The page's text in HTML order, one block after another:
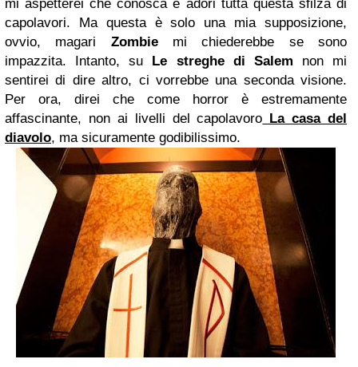
mi aspetterei che conosca e adori tutta questa sfilza di
capolavori. Ma questa è solo una mia supposizione,
ovvio, magari Zombie mi chiederebbe se sono
impazzita. Intanto, su Le streghe di Salem non mi
sentirei di dire altro, ci vorrebbe una seconda visione.
Per ora, direi che come horror è estremamente
affascinante, non ai livelli del capolavoro La casa del
diavolo, ma sicuramente godibilissimo.